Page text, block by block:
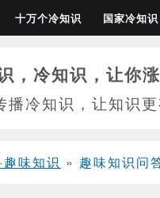
十万个冷知识 国家冷知识
，冷知识，让你
播冷知识，让知识更
味知识 » 趣味知识问